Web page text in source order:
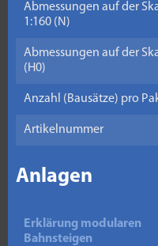
Abmessungen auf der
1:160 (N)
Abmessungen auf der
(H0)
Anzahl (Bausätze) pro
Artikelnummer
Anlagen
Erklärung modularen
Bahnsteigen